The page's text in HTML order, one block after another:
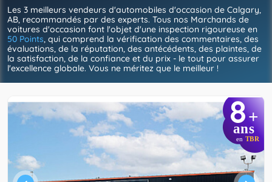
Les 3 meilleurs vendeurs d'automobiles d'occasion de Calgary,
AB, recommandés par des experts. Tous nos Marchands de
voitures d'occasion font l'objet d'une inspection rigoureuse en
50 Points, qui comprend la vérification des commentaires, des
évaluations, de la réputation, des antécédents, des plaintes, de
la satisfaction, de la confiance et du prix - le tout pour assurer
l'excellence globale. Vous ne méritez que le meilleur !
8+
ans
en TBR